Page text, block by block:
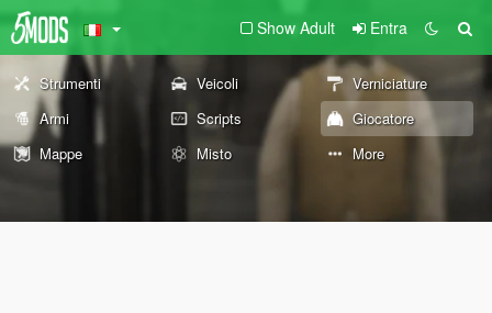
Show Adult Entra
Strumenti Veicoli
Verniciature
Armi
Scripts
Giocatore
Mappe
Misto More